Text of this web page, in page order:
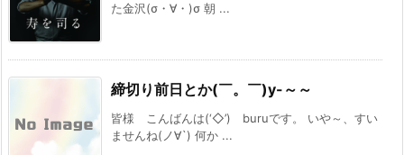
た金沢(σ・∀・)σ 朝 ...
締切り前日とか(￣。￣)y-～～
皆様 こんばんは(‘◇’)ゞburuです。 いや～、すい
ませんね(ノ∀`) 何か ...